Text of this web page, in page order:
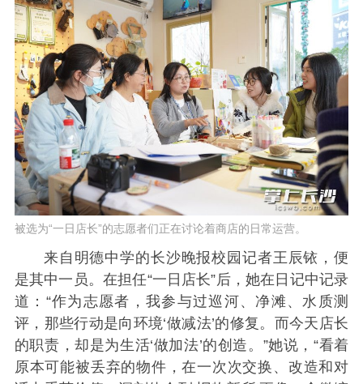
被选为“一日店长”的志愿者们正在讨论着商店的日常运营。
来自明德中学的长沙晚报校园记者王辰铱，便
是其中一员。在担任“一日店长”后，她在日记中记录
道：“作为志愿者，我参与过巡河、净滩、水质测
评，那些行动是向环境‘做减法’的修复。而今天店长
的职责，却是为生活‘做加法’的创造。”她说，“看着
原本可能被丢弃的物件，在一次次交换、改造和对